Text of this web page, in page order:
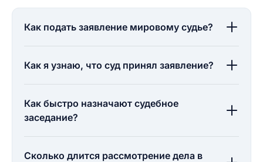
Как подать заявление мировому судье?
Как я узнаю, что суд принял заявление?
Как быстро назначают судебное
заседание?
Сколько длится рассмотрение дела в